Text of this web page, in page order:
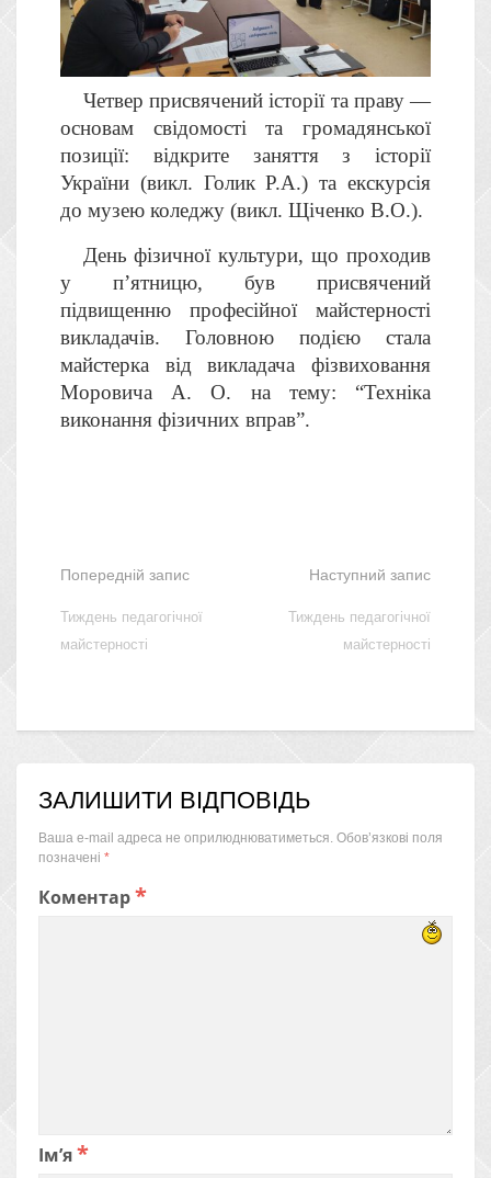
Четвер присвячений історії та праву —
основам свідомості та громадянської
позиції: відкрите заняття з історії
України (викл. Голик Р.А.) та екскурсія
до музею коледжу (викл. Щіченко В.О.).
День фізичної культури, що проходив
у п’ятницю, був присвячений
підвищенню професійної майстерності
викладачів. Головною подією стала
майстерка від викладача фізвиховання
Моровича А. О. на тему: “Техніка
виконання фізичних вправ”.
Попередній запис
Тиждень педагогічної
майстерності
Наступний запис
Тиждень педагогічної
майстерності
ЗАЛИШИТИ ВІДПОВІДЬ
Ваша e-mail адреса не оприлюднюватиметься. Обов’язкові поля
позначені *
Коментар*
Ім’я*